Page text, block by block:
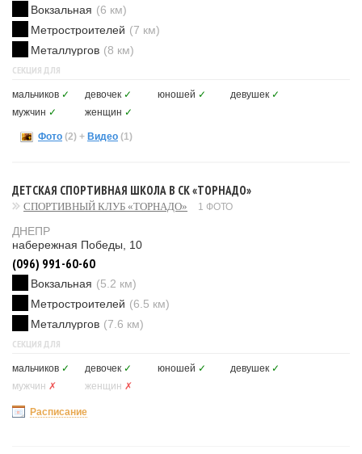
Вокзальная (6 км)
Метростроителей (7 км)
Металлургов (8 км)
СЕКЦИЯ ДЛЯ
мальчиков ✓ девочек ✓ юношей ✓ девушек ✓
мужчин ✓ женщин ✓
Фото (2) + Видео (1)
ДЕТСКАЯ СПОРТИВНАЯ ШКОЛА В СК «ТОРНАДО»
СПОРТИВНЫЙ КЛУБ «ТОРНАДО» 1 ФОТО
ДНЕПР
набережная Победы, 10
(096) 991-60-60
Вокзальная (5.2 км)
Метростроителей (6.5 км)
Металлургов (7.6 км)
СЕКЦИЯ ДЛЯ
мальчиков ✓ девочек ✓ юношей ✓ девушек ✓
мужчин ✗ женщин ✗
Расписание